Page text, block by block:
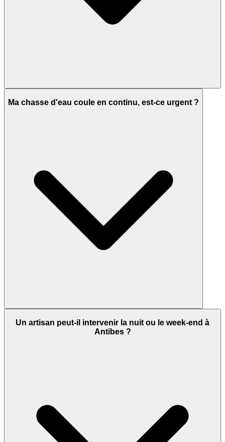
Ma chasse d'eau coule en continu, est-ce urgent ?
Un artisan peut-il intervenir la nuit ou le week-end à
Antibes ?